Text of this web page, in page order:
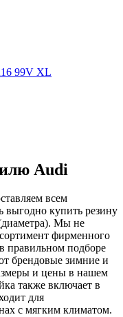
99V XL
Audi
всем
выгодно купить резину
Мы не
фирменного
правильном подборе
брендовые зимние и
и цены в нашем
также включает в
для
с мягким климатом.